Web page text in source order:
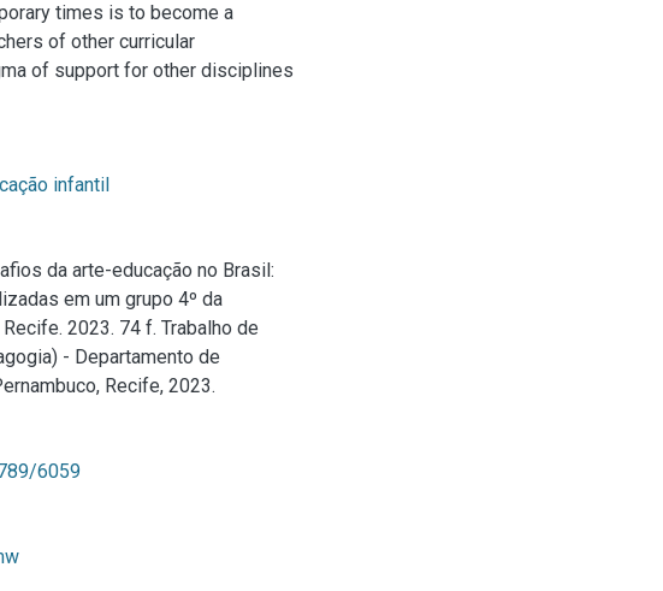
times is to become a
of other curricular
of support for other disciplines
infantil
da arte-educação no Brasil:
em um grupo 4º da
2023. 74 f. Trabalho de
- Departamento de
Recife, 2023.
6059